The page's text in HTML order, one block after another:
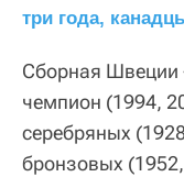
три года,
Сборная Швеции
чемпион (1994,
серебряных
бронзовых